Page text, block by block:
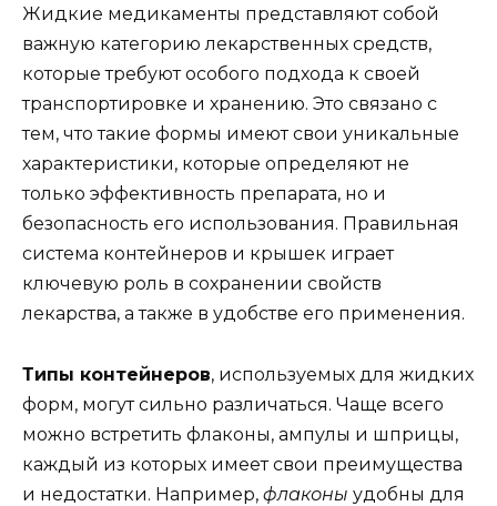
Жидкие медикаменты представляют собой
важную категорию лекарственных средств,
которые требуют особого подхода к своей
транспортировке и хранению. Это связано с
тем, что такие формы имеют свои уникальные
характеристики, которые определяют не
только эффективность препарата, но и
безопасность его использования. Правильная
система контейнеров и крышек играет
ключевую роль в сохранении свойств
лекарства, а также в удобстве его применения.
Типы контейнеров, используемых для жидких
форм, могут сильно различаться. Чаще всего
можно встретить флаконы, ампулы и шприцы,
каждый из которых имеет свои преимущества
и недостатки. Например, флаконы удобны для